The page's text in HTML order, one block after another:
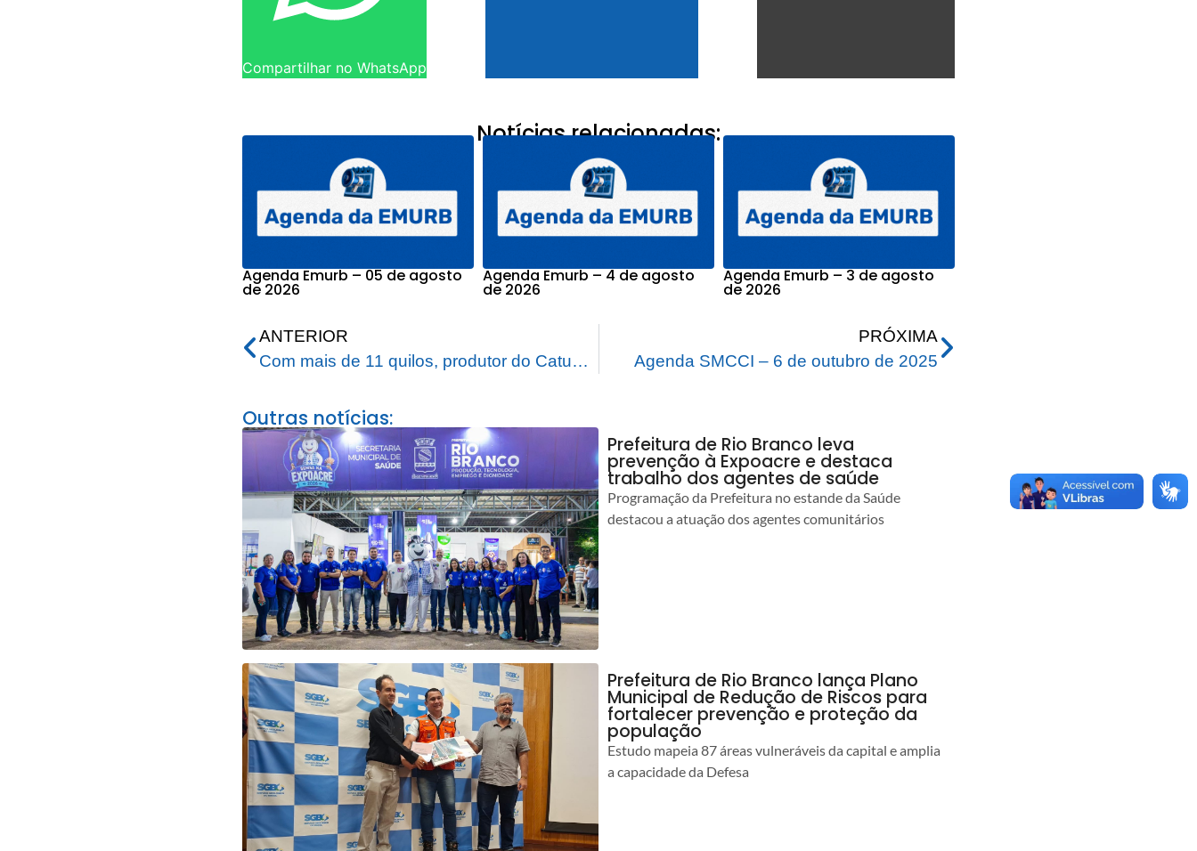
Compartilhar no WhatsApp
Notícias relacionadas:
Agenda Emurb – 05 de agosto
de 2026
Agenda Emurb – 4 de agosto
de 2026
Agenda Emurb – 3 de agosto
de 2026
ANTERIOR
Com mais de 11 quilos, produtor do Catuaba vence o concurso de macaxeira mais pesada
PRÓXIMA
Agenda SMCCI – 6 de outubro de 2025
Outras notícias:
Prefeitura de Rio Branco leva
prevenção à Expoacre e destaca
trabalho dos agentes de saúde
Programação da Prefeitura no estande da Saúde
destacou a atuação dos agentes comunitários
Prefeitura de Rio Branco lança Plano
Municipal de Redução de Riscos para
fortalecer prevenção e proteção da
população
Estudo mapeia 87 áreas vulneráveis da capital e amplia
a capacidade da Defesa